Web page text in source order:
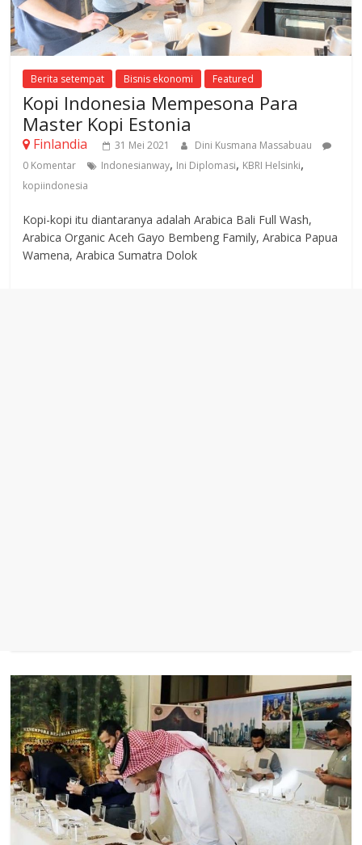
Berita setempat Bisnis ekonomi Featured
Kopi Indonesia Mempesona Para
Master Kopi Estonia
Finlandia 31 Mei 2021
Dini Kusmana Massabuau
0 Komentar
Indonesianway, Ini Diplomasi, KBRI Helsinki,
kopiindonesia
Kopi-kopi itu diantaranya adalah Arabica Bali Full Wash,
Arabica Organic Aceh Gayo Bembeng Family, Arabica Papua
Wamena, Arabica Sumatra Dolok